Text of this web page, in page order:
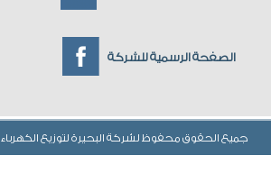
الصفحة الرسمية للشركة
جميع الحقوق محفوظ لشركة البحيرة لتوزيع الكهرباء